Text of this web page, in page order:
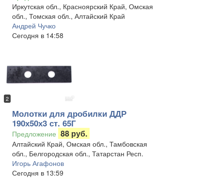
Иркутская обл., Красноярский Край, Омская
обл., Томская обл., Алтайский Край
Андрей Чучко
Сегодня в 14:58
2
Молотки для дробилки ДДР
190х50х3 ст. 65Г
Предложение 88 руб.
Алтайский Край, Омская обл., Тамбовская
обл., Белгородская обл., Татарстан Респ.
Игорь Агафонов
Сегодня в 13:59